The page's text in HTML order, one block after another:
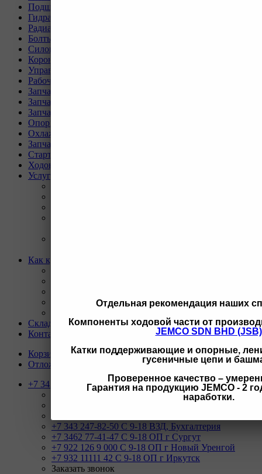
Отдельная рекомендация наших
Компоненты ходовой части от
JEMCO SDN BHD (JSB)
Катки поддерживающие и опорные,
гусеничные цепи и
Проверенное качество –
Гарантия на продукцию JEMCO - 2
наработки.
Подшипники, пальцы, шайбы и втулки
Гидравлическая система
Радиаторы для спецтехники
Болты и гайки для спецтехники
Силовая передача
Коронки, ножи, бокорезы для спецтехники
Управление и кабина оператора
Рабочее оборудование
Запчасти для техники SEM
Запчасти для техники XCMG
Запчасти для техники SANY
Опорно-поворотные круги
Охлаждающая система
Запчасти для буровых станков KAISHAN
Стартеры и генераторы разное
Ходовая часть для Liebherr
Услуги
Как купить
Условия доставки
Склады
Контакты
Корзина
Отложенные
+7 343 247-83-62
+7 343 247-82-50 С 9-18 ВЗД, Бухгалтерия
+7 3462 77-41-47 С 9-18 ОП г Сургут
+7 922 126 9 000 С 9-18 ОП г Новый Уренгой
+7 932 11111 42 С 9-18 ОП г Иркутск
Заказать звонок